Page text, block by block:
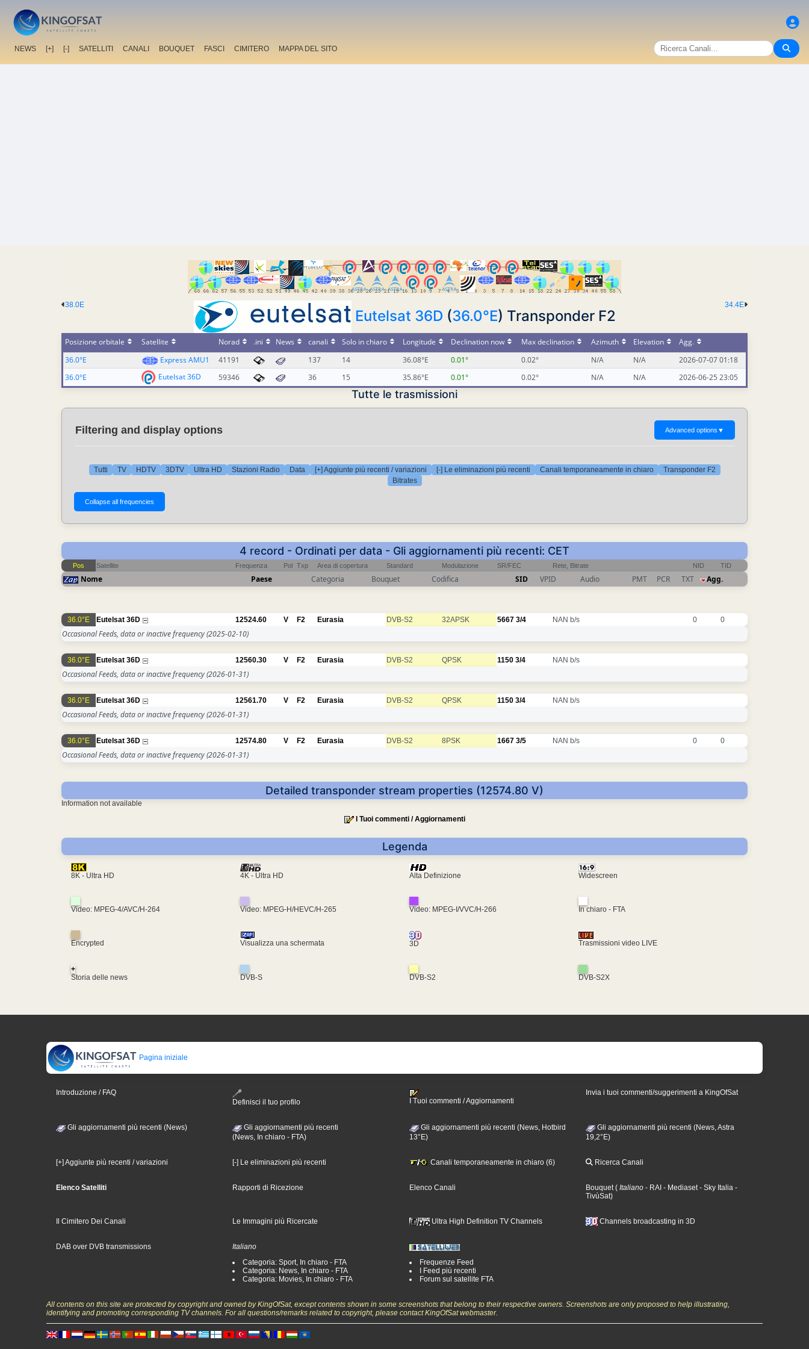
NEWS [+] [-] SATELLITI CANALI BOUQUET FASCI CIMITERO MAPPA DEL SITO
34.4E
38.0E
Eutelsat 36D (36.0°E) Transponder F2
Posizione orbitale Satellite Norad .ini News canali Solo in chiaro Longitude Declination now Max declination Azimuth Elevation
Agg.
36.0°E
Express AMU1 41191 137 14 36.08°E 0.01° 0.02° N/A N/A
2026-07-07 01:18
36.0°E
Eutelsat 36D 59346 36 15 35.86°E 0.01° 0.02° N/A N/A 2026-06-25 23:05
Tutte le trasmissioni
Filtering and display options Advanced options ▼
Tutti TV HDTV 3DTV Ultra HD Stazioni Radio Data [+] Aggiunte più recenti / variazioni [-] Le eliminazioni più recenti Canali temporaneamente in chiaro
Transponder F2
Bitrates
4 record - Ordinati per data - Gli aggiornamenti più recenti: CET
Pos Satellite Frequenza Pol Txp Area di copertura Standard Modulazione SR/FEC Rete, Bitrate NID TID
Nome Paese Categoria Bouquet Codifica SID VPID Audio PMT PCR TXT Agg.
36.0°E Eutelsat 36D 12524.60 V F2 Eurasia DVB-S2 32APSK 5667 3/4 NAN b/s 0 0
Occasional Feeds, data or inactive frequency(2025-02-10)
36.0°E Eutelsat 36D 12560.30 V F2 Eurasia DVB-S2 QPSK 1150 3/4 NAN b/s
Occasional Feeds, data or inactive frequency(2026-01-31)
36.0°E Eutelsat 36D 12561.70 V F2 Eurasia DVB-S2 QPSK 1150 3/4 NAN b/s
Occasional Feeds, data or inactive frequency(2026-01-31)
36.0°E Eutelsat 36D 12574.80 V F2 Eurasia DVB-S2 8PSK 1667 3/5 NAN b/s 0 0
Occasional Feeds, data or inactive frequency(2026-01-31)
Detailed transponder stream properties (12574.80 V)
Information not available
I Tuoi commenti / Aggiornamenti
Legenda
8K - Ultra HD 4K - Ultra HD Alta Definizione Widescreen
Video: MPEG-4/AVC/H-264 Video: MPEG-H/HEVC/H-265 Video: MPEG-I/VVC/H-266 In chiaro - FTA
Encrypted Visualizza una schermata 3D Trasmissioni video LIVE
+
Storia delle news
DVB-S DVB-S2 DVB-S2X
Pagina iniziale
Introduzione / FAQ
Definisci il tuo profilo
I Tuoi commenti / Aggiornamenti
Invia i tuoi commenti/suggerimenti a KingOfSat
Gli aggiornamenti più recenti (News)
Gli aggiornamenti più recenti
(News, In chiaro - FTA)
Gli aggiornamenti più recenti (News, Hotbird
13°E)
Gli aggiornamenti più recenti (News, Astra
19,2°E)
[+] Aggiunte più recenti / variazioni [-] Le eliminazioni più recenti Canali temporaneamente in chiaro (6) Ricerca Canali
Elenco Satelliti Rapporti di Ricezione Elenco Canali Bouquet ( Italiano - RAI - Mediaset - Sky Italia -
TivùSat)
Il Cimitero Dei Canali Le Immagini più Ricercate Ultra High Definition TV Channels Channels broadcasting in 3D
DAB over DVB transmissions
Italiano
Categoria: Sport, In chiaro - FTA
Categoria: News, In chiaro - FTA
Categoria: Movies, In chiaro - FTA
Frequenze Feed
I Feed più recenti
Forum sul satellite FTA
All contents on this site are protected by copyright and owned by KingOfSat, except contents shown in some screenshots that belong to their respective owners. Screenshots are only proposed to help illustrating,
identifying and promoting corresponding TV channels. For all questions/remarks related to copyright, please contact KingOfSat webmaster.